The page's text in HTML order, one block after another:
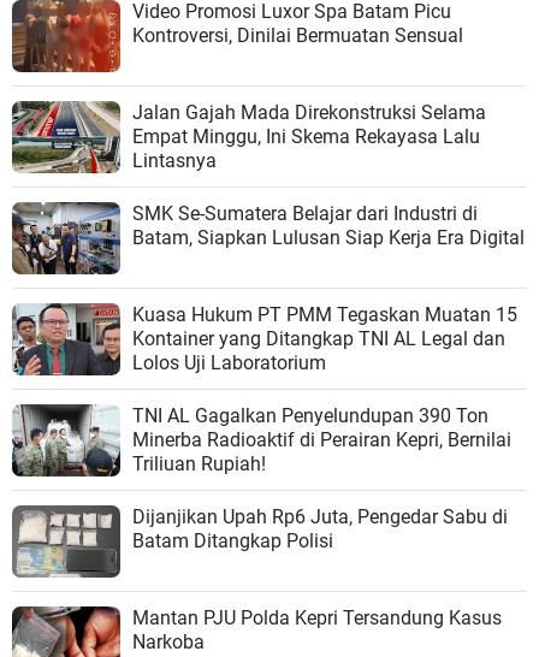
Video Promosi Luxor Spa Batam Picu
Kontroversi, Dinilai Bermuatan Sensual
Jalan Gajah Mada Direkonstruksi Selama
Empat Minggu, Ini Skema Rekayasa Lalu
Lintasnya
SMK Se-Sumatera Belajar dari Industri di
Batam, Siapkan Lulusan Siap Kerja Era Digital
Kuasa Hukum PT PMM Tegaskan Muatan 15
Kontainer yang Ditangkap TNI AL Legal dan
Lolos Uji Laboratorium
TNI AL Gagalkan Penyelundupan 390 Ton
Minerba Radioaktif di Perairan Kepri, Bernilai
Triliuan Rupiah!
Dijanjikan Upah Rp6 Juta, Pengedar Sabu di
Batam Ditangkap Polisi
Mantan PJU Polda Kepri Tersandung Kasus
Narkoba